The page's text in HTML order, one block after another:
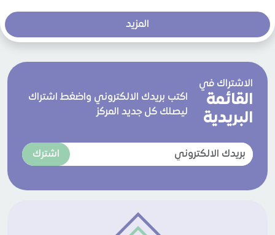
المزيد
الاشتراك في
القائمة
البريدية
اكتب بريدك الالكتروني واضغط اشتراك
ليصلك كل جديد المركز
اشترك